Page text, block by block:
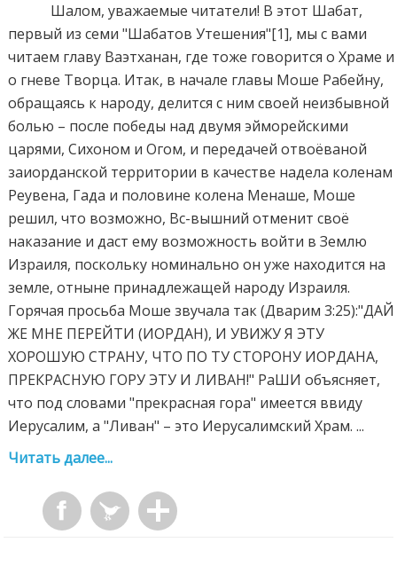
Шалом, уважaемые читатели! В этот Шабат,
первый из семи "Шабатов Утешения"[1], мы с вами
читаем главу Ваэтханан, где тоже говорится о Храме и
о гневе Творца. Итак, в начале главы Моше Рабейну,
обращаясь к народу, делится с ним своей неизбывной
болью – после победы над двумя эйморейскими
царями, Сихоном и Огом, и передачей отвоёваной
заиорданской территории в качестве надела коленам
Реувена, Гада и половине колена Менаше, Моше
решил, что возможно, Вс-вышний отменит своё
наказание и даст ему возможность войти в Землю
Израиля, поскольку номинально он уже находится на
земле, отныне принадлежащей народу Израиля.
Горячая просьба Моше звучала так (Дварим 3:25):"ДАЙ
ЖЕ МНЕ ПЕРЕЙТИ (ИОРДАН), И УВИЖУ Я ЭТУ
ХОРОШУЮ СТРАНУ, ЧТО ПО ТУ СТОРОНУ ИОРДАНА,
ПРЕКРАСНУЮ ГОРУ ЭТУ И ЛИВАН!" РаШИ объясняет,
что под словами "прекрасная гора" имеется ввиду
Иерусалим, а "Ливан" – это Иерусалимский Храм. ...
Читать далее...